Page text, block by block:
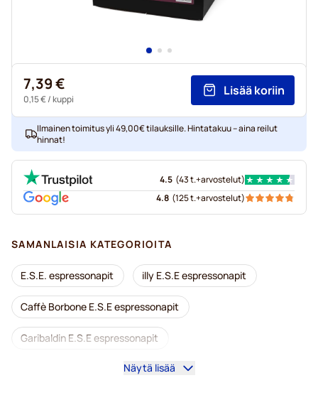
7,39 €
0,15 €/ kuppi
Lisää koriin
Ilmainen toimitus yli 49,00€ tilauksille. Hintatakuu – aina reilut
hinnat!
4.5 (43 t.+arvostelut)
4.8 (125 t.+arvostelut)
SAMANLAISIA KATEGORIOITA
E.S.E. espressonapit illy E.S.E espressonapit
Caffè Borbone E.S.E espressonapit
Garibaldin E.S.E espressonapit
Gimoka E.S.E espressonapit E.S.E.-koneisiin
Näytä lisää